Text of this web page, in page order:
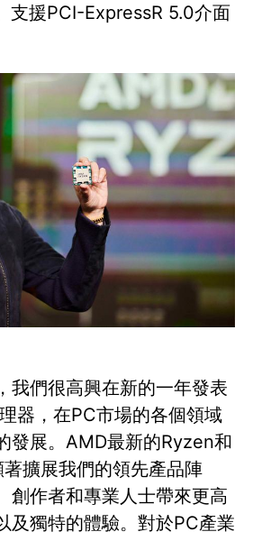
支援PCI-ExpressR 5.0介面
我們很高興在新的一年發表
器，在PC市場的各個領域
發展。AMD最新的Ryzen和
擴展我們的領先產品陣
創作者和專業人士帶來更高
及獨特的體驗。對於PC產業